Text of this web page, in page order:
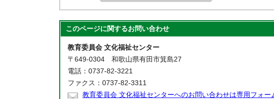
このページに関するお問い合わせ
教育委員会 文化福祉センター
〒649-0304 和歌山県有田市箕島27
電話：0737-82-3221
ファクス：0737-82-3311
教育委員会 文化福祉センターへのお問い合わせは専用フォー